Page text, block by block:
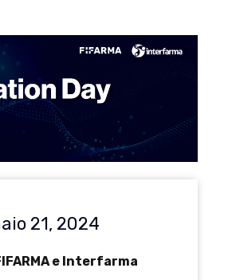
21, 2024
e Interfarma